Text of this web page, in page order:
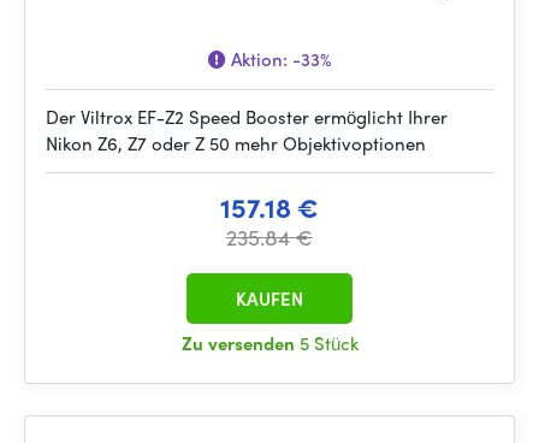
Aktion: -33%
Der Viltrox EF-Z2 Speed Booster ermöglicht Ihrer
Nikon Z6, Z7 oder Z 50 mehr Objektivoptionen
157.18 €
235.84 €
Zu versenden 5 Stück
KAUFEN